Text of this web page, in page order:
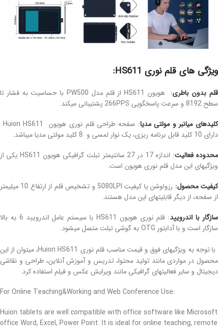
ویژگی های قلم نوری HS611:
قلم بدون باطری:
هویون HS611 از قلم مدل PW500 با حساسیت به فشار تا
سطح 8192 و سرعت پاسخگویی 266PPS پشتیبانی میکند.
کلیدهای میانبر و مولتی مدیا:
دارای 10 کلید قابل برنامه ریزی، یک نوار لمسی و 8 کلید مولتی مدیا میباشد.
محدوده فعالیت:
اندازه 17 در 27 سانتیمتر تبلت گرافیکی هویون HS611 یکی از
ویژگیهای این مدل قلم نوری هویون است.
کیفیت محصول:
رزولوشن یا کیفیت 5080LPI و تشخیص قلم از ارتفاع 10 میلیمتر
از صفحه، از دیگر قابلیتهای این مدل هستند.
سازگار با اندرویید
: قلم نوری هویون HS611 با سیستم عامل اندرویید 6 به بالا
سازگار است و با آدابتور OTG به گوشی تبلت متصل میشود.
با توجه به ویژگیهای فوق و قیمت مناسب قلم نوری Huion HS611، میتوان از این
محصول در مواردی مانند تولید محتوا، تدریس و آموزش آنلاین، طراحی و نقاشی
دیجیتال و سایر فعالیتهای گرافیکی مانند ویرایش عکس و فیلم استفاده کرد.
:For Online Teaching&Working and Web Conference Use
Huion tablets are well compatible with office software like Microsoft
office Word, Excel, Power Point. It is ideal for online teaching, remote